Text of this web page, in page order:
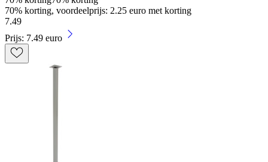
70% korting, voordeelprijs: 2.25 euro met korting
7.49
Prijs: 7.49 euro